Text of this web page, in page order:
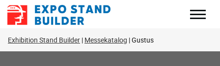
Zum
Inhalt
Exhibition Stand Builder Messekatalog Gustus